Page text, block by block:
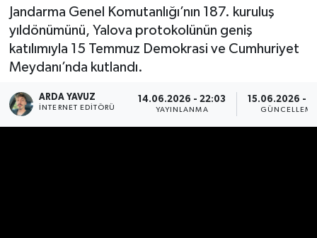
Jandarma Genel Komutanlığı’nın 187. kuruluş
yıldönümünü, Yalova protokolünün geniş
katılımıyla 15 Temmuz Demokrasi ve Cumhuriyet
Meydanı’nda kutlandı.
ARDA YAVUZ
İNTERNET EDITÖRÜ
14.06.2026 - 22:03
YAYINLANMA
15.06.2026 -
GÜNCELLEME
SAĞLIK
SPOR
ULUSAL
Haber Arşivi